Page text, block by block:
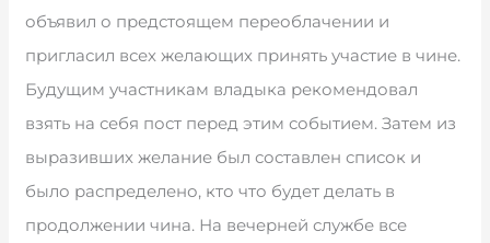
объявил о предстоящем переоблачении и
пригласил всех желающих принять участие в чине.
Будущим участникам владыка рекомендовал
взять на себя пост перед этим событием. Затем из
выразивших желание был составлен список и
было распределено, кто что будет делать в
продолжении чина. На вечерней службе все